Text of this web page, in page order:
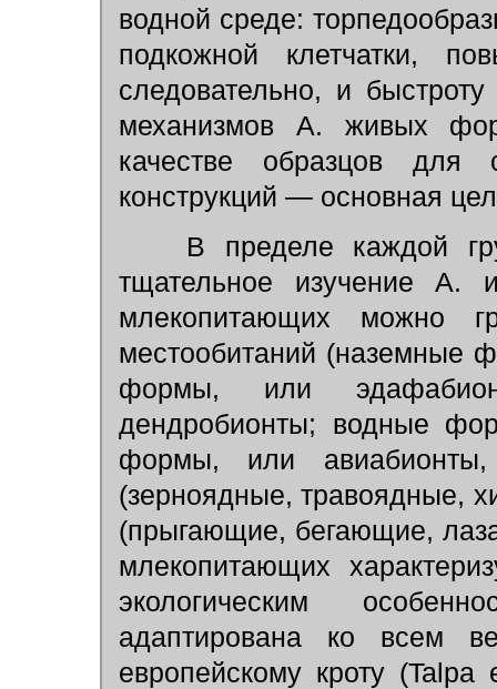
водной среде:
подкожной клетчатки,
следовательно, и
механизмов А. живых
качестве образцов для
конструкций — основная
В пределе каждой
тщательное изучение А.
млекопитающих можно
местообитаний (наземные
формы, или
дендробионты; водные
формы, или
(зерноядные, травоядные,
(прыгающие, бегающие,
млекопитающих
экологическим
адаптирована ко всем
европейскому кроту (Talpa